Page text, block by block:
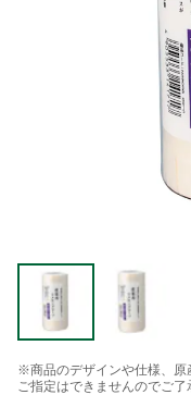
※商品のデザインや仕様、原
ご指定はできませんのでご了